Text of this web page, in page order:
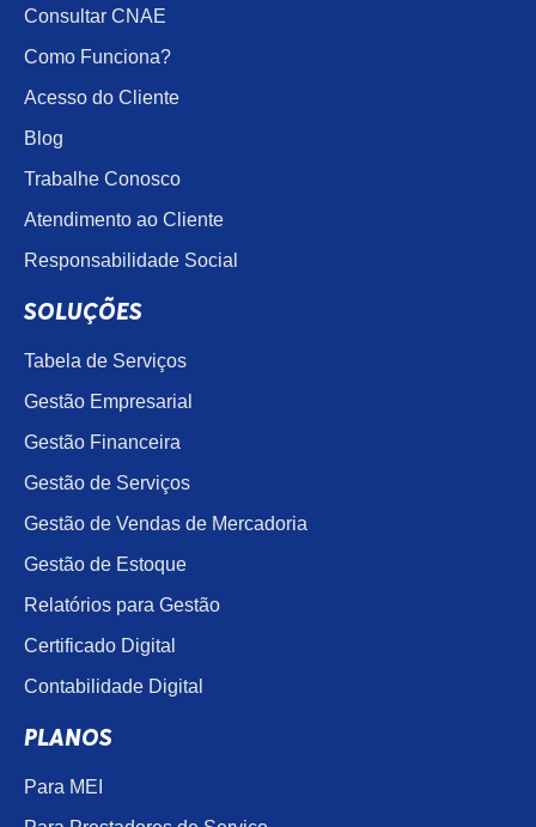
Consultar CNAE
Como Funciona?
Acesso do Cliente
Blog
Trabalhe Conosco
Atendimento ao Cliente
Responsabilidade Social
SOLUÇÕES
Tabela de Serviços
Gestão Empresarial
Gestão Financeira
Gestão de Serviços
Gestão de Vendas de Mercadoria
Gestão de Estoque
Relatórios para Gestão
Certificado Digital
Contabilidade Digital
PLANOS
Para MEI